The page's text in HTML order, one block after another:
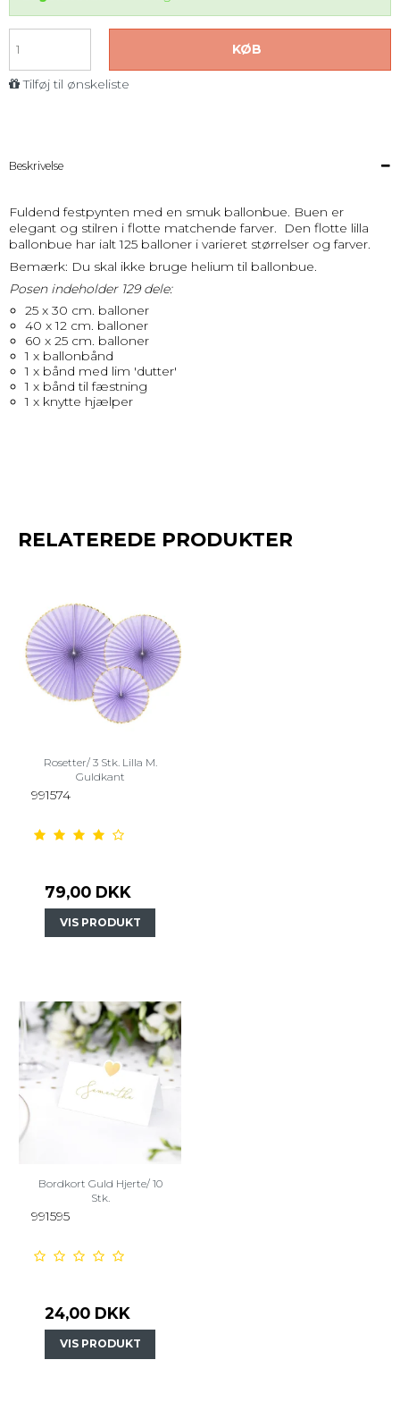
KØB
Tilføj til ønskeliste
Beskrivelse
Fuldend festpynten med en smuk ballonbue. Buen er
elegant og stilren i flotte matchende farver. Den flotte lilla
ballonbue har ialt 125 balloner i varieret størrelser og farver.
Bemærk: Du skal ikke bruge helium til ballonbue.
Posen indeholder 129 dele:
25 x 30 cm. balloner
40 x 12 cm. balloner
60 x 25 cm. balloner
1 x ballonbånd
1 x bånd med lim 'dutter'
1 x bånd til fæstning
1 x knytte hjælper
RELATEREDE PRODUKTER
Rosetter/ 3 Stk. Lilla M.
Guldkant
991574
79,00 DKK
VIS PRODUKT
Bordkort Guld Hjerte/ 10
Stk.
991595
24,00 DKK
VIS PRODUKT